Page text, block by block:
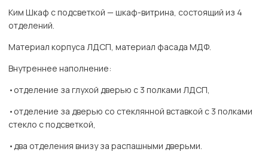
Ким Шкаф с подсветкой — шкаф-витрина, состоящий из 4
отделений.
Материал корпуса ЛДСП, материал фасада МДФ.
Внутреннее наполнение:
•отделение за глухой дверью с 3 полками ЛДСП,
•отделение за дверью со стеклянной вставкой с 3 полками
стекло с подсветкой,
•два отделения внизу за распашными дверьми.